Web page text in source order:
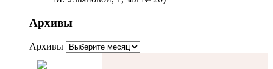
Архивы
Архивы